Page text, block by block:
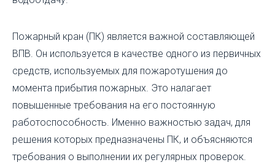
Пожарный кран (ПК) является важной составляющей
ВПВ. Он используется в качестве одного из первичных
средств, используемых для пожаротушения до
момента прибытия пожарных. Это налагает
повышенные требования на его постоянную
работоспособность. Именно важностью задач, для
решения которых предназначены ПК, и объясняются
требования о выполнении их регулярных проверок.